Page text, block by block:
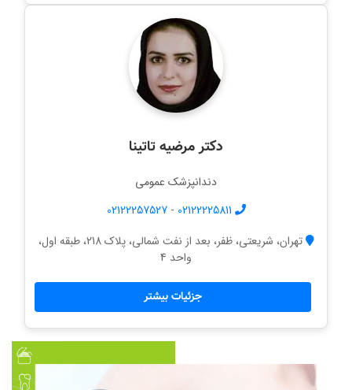
دکتر مرضیه تاتینا
دندانپزشک عمومی
02122225811
-
02122257527
تهران، شریعتی، ظفر، بعد از نفت شمالی، پلاک 218، طبقه اول،
واحد 4
جزئیات بیشتر